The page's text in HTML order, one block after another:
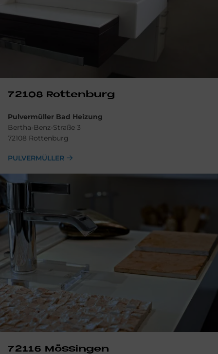
72108 Rot­ten­burg
Pulvermüller Bad Heizung
Bertha-Benz-Straße 3
72108 Rottenburg
PULVERMÜLLER
72116 Mö­ssin­gen